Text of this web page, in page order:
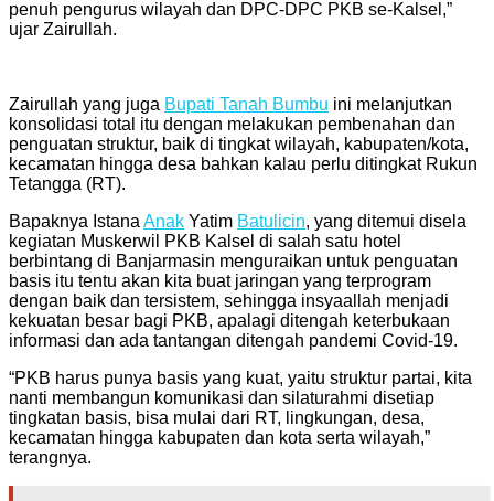
penuh pengurus wilayah dan DPC-DPC PKB se-Kalsel,”
ujar Zairullah.
Zairullah yang juga Bupati Tanah Bumbu ini melanjutkan
konsolidasi total itu dengan melakukan pembenahan dan
penguatan struktur, baik di tingkat wilayah, kabupaten/kota,
kecamatan hingga desa bahkan kalau perlu ditingkat Rukun
Tetangga (RT).
Bapaknya Istana Anak Yatim Batulicin, yang ditemui disela
kegiatan Muskerwil PKB Kalsel di salah satu hotel
berbintang di Banjarmasin menguraikan untuk penguatan
basis itu tentu akan kita buat jaringan yang terprogram
dengan baik dan tersistem, sehingga insyaallah menjadi
kekuatan besar bagi PKB, apalagi ditengah keterbukaan
informasi dan ada tantangan ditengah pandemi Covid-19.
“PKB harus punya basis yang kuat, yaitu struktur partai, kita
nanti membangun komunikasi dan silaturahmi disetiap
tingkatan basis, bisa mulai dari RT, lingkungan, desa,
kecamatan hingga kabupaten dan kota serta wilayah,”
terangnya.